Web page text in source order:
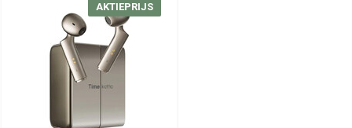
AKTIEPRIJS